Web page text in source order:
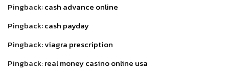
Pingback:cash advance online
Pingback:cash payday
Pingback:viagra prescription
Pingback:real money casino online usa